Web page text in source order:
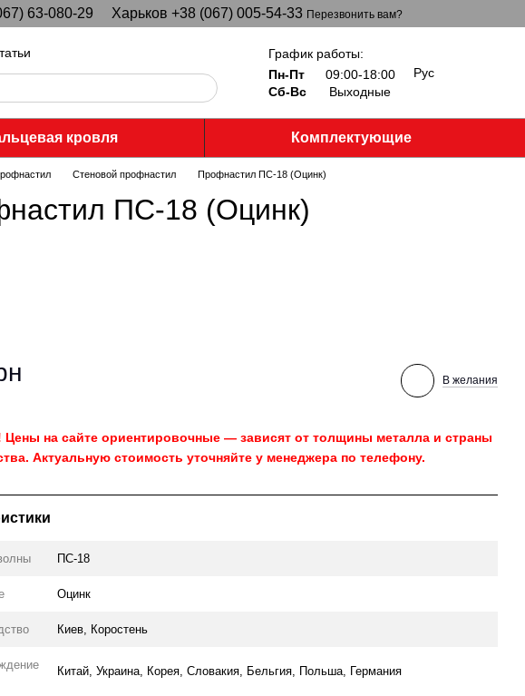
63-080-29 Харьков +38 (067) 005-54-33 Перезвонить вам?
График работы:
Пн-Пт
09:00-18:00
Сб-Вс
Выходные
Рус
кровля Комплектующие
Стеновой профнастил Профнастил ПС-18 (Оцинк)
ПС-18 (Оцинк)
В желания
Цены на сайте ориентировочные — зависят от толщины металла и страны
Актуальную стоимость уточняйте у менеджера по телефону.
ПС-18
Оцинк
Киев, Коростень
Китай, Украина, Корея, Словакия, Бельгия, Польша, Германия